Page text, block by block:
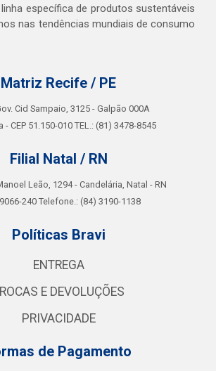
específica de produtos sustentáveis
nas tendências mundiais de consumo
Matriz Recife / PE
Cid Sampaio, 3125 - Galpão 000A
- CEP 51.150-010 TEL.: (81) 3478-8545
Filial Natal / RN
Leão, 1294 - Candelária, Natal - RN
240 Telefone.: (84) 3190-1138
Políticas Bravi
ENTREGA
E DEVOLUÇÕES
PRIVACIDADE
de Pagamento